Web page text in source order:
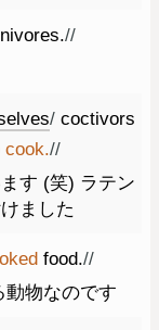
//
/ coctivors
cook.//
す (笑) ラテン
ました
food.//
物なのです